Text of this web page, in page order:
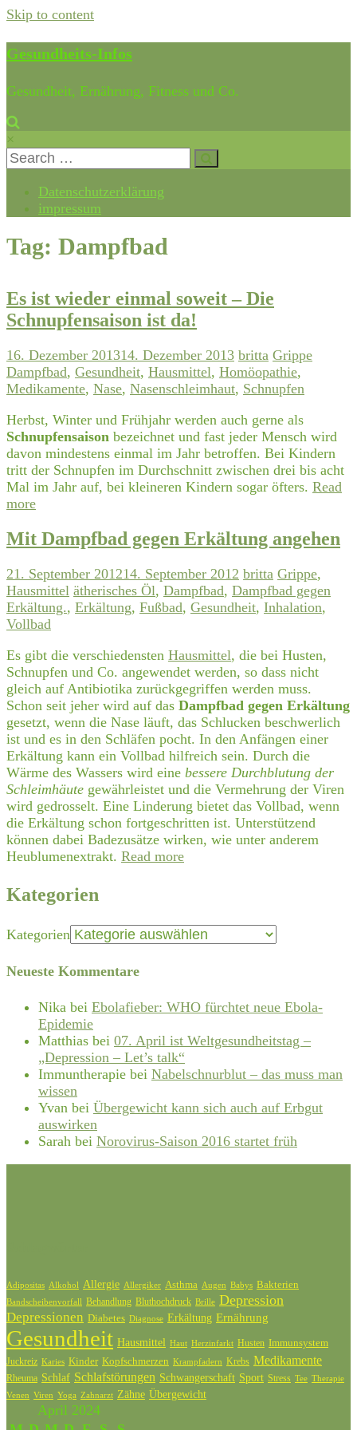
Skip to content
Gesundheits-Infos
Gesundheit, Ernährung, Fitness und Co.
×
Datenschutzerklärung
impressum
Tag: Dampfbad
Es ist wieder einmal soweit – Die
Schnupfensaison ist da!
16. Dezember 201314. Dezember 2013 britta Grippe
Dampfbad, Gesundheit, Hausmittel, Homöopathie,
Medikamente, Nase, Nasenschleimhaut, Schnupfen
Herbst, Winter und Frühjahr werden auch gerne als
Schnupfensaison bezeichnet und fast jeder Mensch wird
davon mindestens einmal im Jahr betroffen. Bei Kindern
tritt der Schnupfen im Durchschnitt zwischen drei bis acht
Mal im Jahr auf, bei kleineren Kindern sogar öfters. Read
more
Mit Dampfbad gegen Erkältung angehen
21. September 201214. September 2012 britta Grippe,
Hausmittel ätherisches Öl, Dampfbad, Dampfbad gegen
Erkältung., Erkältung, Fußbad, Gesundheit, Inhalation,
Vollbad
Es gibt die verschiedensten Hausmittel, die bei Husten,
Schnupfen und Co. angewendet werden, so dass nicht
gleich auf Antibiotika zurückgegriffen werden muss.
Schon seit jeher wird auf das Dampfbad gegen Erkältung
gesetzt, wenn die Nase läuft, das Schlucken beschwerlich
ist und es in den Schläfen pocht. In den Anfängen einer
Erkältung kann ein Vollbad hilfreich sein. Durch die
Wärme des Wassers wird eine bessere Durchblutung der
Schleimhäute gewährleistet und die Vermehrung der Viren
wird gedrosselt. Eine Linderung bietet das Vollbad, wenn
die Erkältung schon fortgeschritten ist. Unterstützend
können dabei Badezusätze wirken, wie unter anderem
Heublumenextrakt. Read more
Kategorien
Kategorien
Neueste Kommentare
Nika bei Ebolafieber: WHO fürchtet neue Ebola-
Epidemie
Matthias bei 07. April ist Weltgesundheitstag –
„Depression – Let’s talk“
Immuntherapie bei Nabelschnurblut – das muss man
wissen
Yvan bei Übergewicht kann sich auch auf Erbgut
auswirken
Sarah bei Norovirus-Saison 2016 startet früh
Adipositas Alkohol Allergie Allergiker Asthma Augen Babys Bakterien
Bandscheibenvorfall Behandlung Bluthochdruck Brille Depression
Depressionen Diabetes Diagnose Erkältung Ernährung
Gesundheit Hausmittel Haut Herzinfarkt Husten Immunsystem
Juckreiz Karies Kinder Kopfschmerzen Krampfadern Krebs Medikamente
Rheuma Schlaf Schlafstörungen Schwangerschaft Sport Stress Tee Therapie
Venen Viren Yoga Zahnarzt Zähne Übergewicht
April 2024